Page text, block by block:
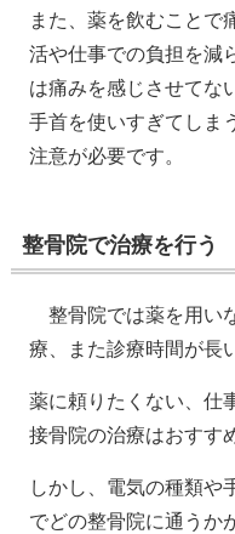
また、薬を飲むことで
活や仕事での負担を減
は痛みを感じさせてな
手首を使いすぎてしま
注意が必要です。
整骨院で治療を行う
整骨院では薬を用い
療、また診療時間が長
薬に頼りたくない、仕
接骨院の治療は​おすす
しかし、電気の種類や
でどの整骨院に通うか